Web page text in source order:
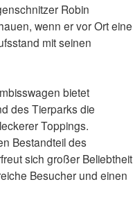
Robin
wenn er vor Ort eine
mit seinen
bietet
des Tierparks die
Toppings.
Bestandteil des
sich großer Beliebtheit
Besucher und einen